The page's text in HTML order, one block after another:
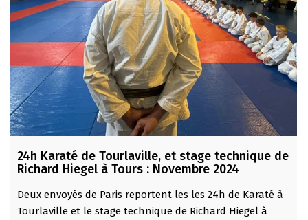
24h Karaté de Tourlaville, et stage technique de
Richard Hiegel à Tours : Novembre 2024
Deux envoyés de Paris reportent les les 24h de Karaté à
Tourlaville et le stage technique de Richard Hiegel à